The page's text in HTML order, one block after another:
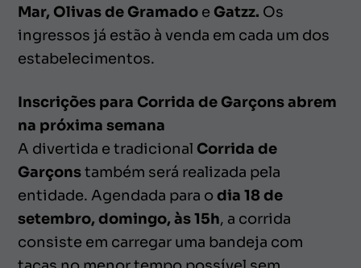
Mar, Olivas de Gramado e Gatzz. Os
ingressos já estão à venda em cada um dos
estabelecimentos.
Inscrições para Corrida de Garçons abrem
na próxima semana
A divertida e tradicional Corrida de
Garçonstambém será realizada pela
entidade. Agendada para o dia 18 de
setembro, domingo, às 15h, a corrida
consiste em carregar uma bandeja com